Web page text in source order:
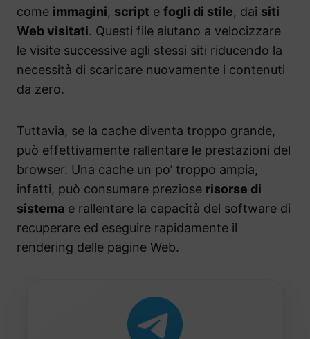
come immagini, script e fogli di stile, dai siti
Web visitati. Questi file aiutano a velocizzare
le visite successive agli stessi siti riducendo la
necessità di scaricare nuovamente i contenuti
da zero.
Tuttavia, se la cache diventa troppo grande,
può effettivamente rallentare le prestazioni del
browser. Una cache un po’ troppo ampia,
infatti, può consumare preziose risorse di
sistema e rallentare la capacità del software di
recuperare ed eseguire rapidamente il
rendering delle pagine Web.